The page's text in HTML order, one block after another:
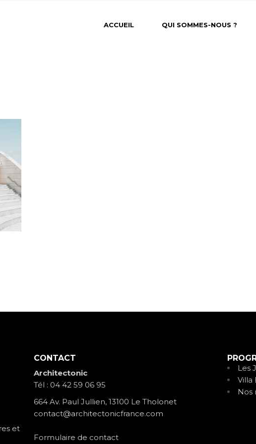
des cookies
ACCUEIL QUI SOMMES-NOUS ?
et
CONTACT
Architectonic
Tél : 04 42 59 06 95
664 Av. Paul Jullien, 13100 Le Tholonet
contact@architectonicfrance.com
Formulaire de contact
Les
Villa
Nos